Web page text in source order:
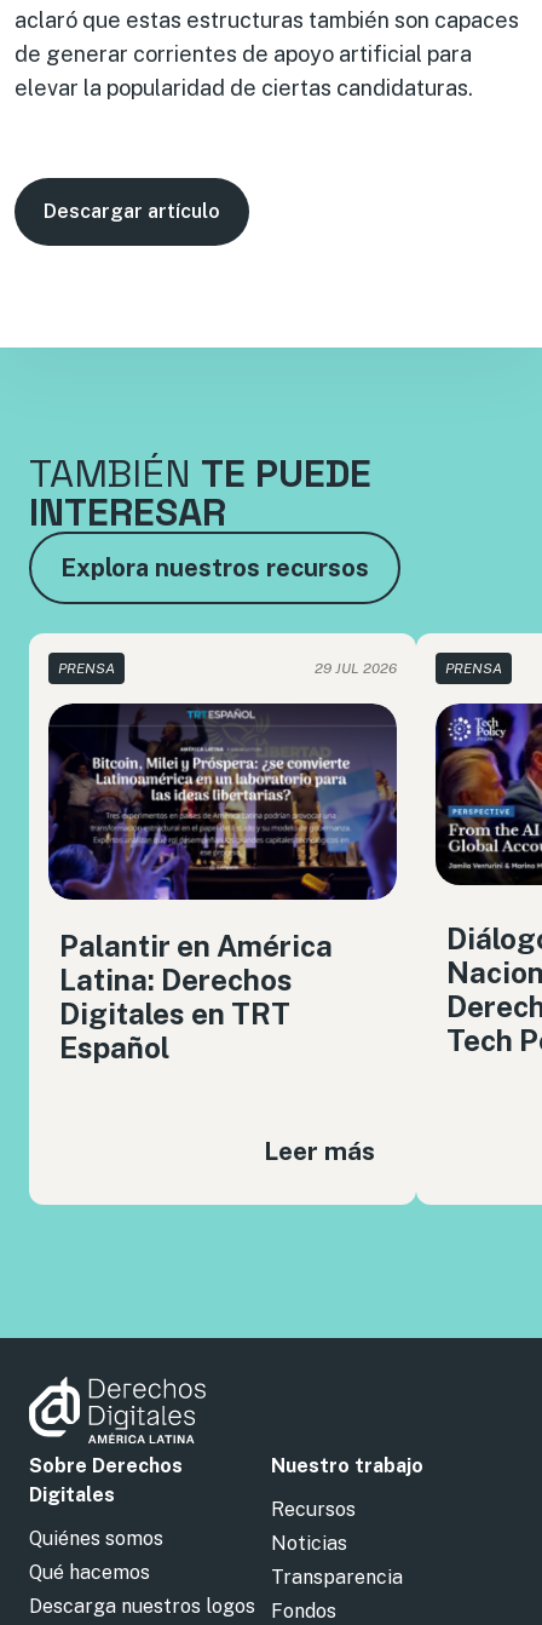
aclaró que estas estructuras también son capaces
de generar corrientes de apoyo artificial para
elevar la popularidad de ciertas candidaturas.
Descargar artículo
TAMBIÉN TE PUEDE
INTERESAR
Explora nuestros recursos
PRENSA 29 JUL 2026
Palantir en América
Latina: Derechos
Digitales en TRT
Español
Leer más
PRENSA
Tech
Sobre Derechos
Digitales
Quiénes somos
Qué hacemos
Descarga nuestros logos
Nuestro trabajo
Recursos
Noticias
Transparencia
Fondos